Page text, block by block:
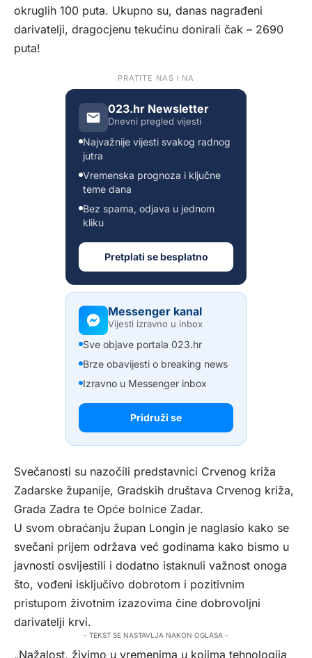
okruglih 100 puta. Ukupno su, danas nagrađeni
darivatelji, dragocjenu tekućinu donirali čak – 2690
puta!
PRATITE NAS I NA
023.hr Newsletter
Dnevni pregled vijesti
Najvažnije vijesti svakog radnog
jutra
Vremenska prognoza i ključne
teme dana
Bez spama, odjava u jednom
kliku
Pretplati se besplatno
Messenger kanal
Vijesti izravno u inbox
Sve objave portala 023.hr
Brze obavijesti o breaking news
Izravno u Messenger inbox
Pridruži se
Svečanosti su nazočili predstavnici Crvenog križa
Zadarske županije, Gradskih društava Crvenog križa,
Grada Zadra te Opće bolnice Zadar.
U svom obraćanju župan Longin je naglasio kako se
svečani prijem održava već godinama kako bismo u
javnosti osvijestili i dodatno istaknuli važnost onoga
što, vođeni isključivo dobrotom i pozitivnim
pristupom životnim izazovima čine dobrovoljni
darivatelji krvi.
- TEKST SE NASTAVLJA NAKON OGLASA -
„Nažalost, živimo u vremenima u kojima tehnologija